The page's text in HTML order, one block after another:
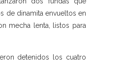
de dinamita envueltos en
mecha lenta, listos para
detenidos los cuatro